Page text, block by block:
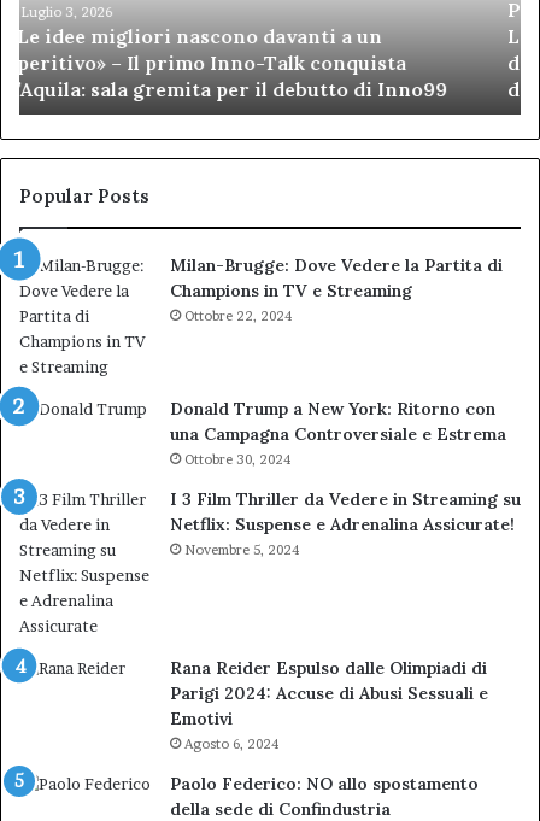
la
settima
figuraccia
dell’amministrazione
Biondi.
Nuova
bocciatura
del
Pezzopane (PD): “Comandante della Polizia
Locale, la settima figuraccia
dell’amministrazione Biondi. Nuova bocciatura
del TAR”
Popular Posts
Milan-Brugge: Dove Vedere la Partita di
Champions in TV e Streaming
Ottobre 22, 2024
Donald Trump a New York: Ritorno con
una Campagna Controversiale e Estrema
Ottobre 30, 2024
I 3 Film Thriller da Vedere in Streaming su
Netflix: Suspense e Adrenalina Assicurate!
Novembre 5, 2024
Rana Reider Espulso dalle Olimpiadi di
Parigi 2024: Accuse di Abusi Sessuali e
Emotivi
Agosto 6, 2024
Paolo Federico: NO allo spostamento
della sede di Confindustria